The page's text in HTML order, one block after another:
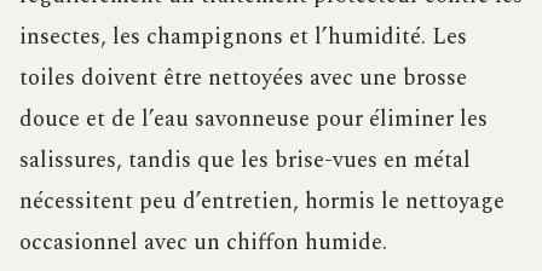
insectes, les champignons et l’humidité. Les
toiles doivent être nettoyées avec une brosse
douce et de l’eau savonneuse pour éliminer les
salissures, tandis que les brise-vues en métal
nécessitent peu d’entretien, hormis le nettoyage
occasionnel avec un chiffon humide.